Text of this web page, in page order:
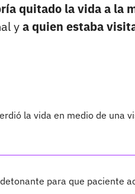
quitado la vida a la
ya quien estaba
la vida en medio de una
para que paciente